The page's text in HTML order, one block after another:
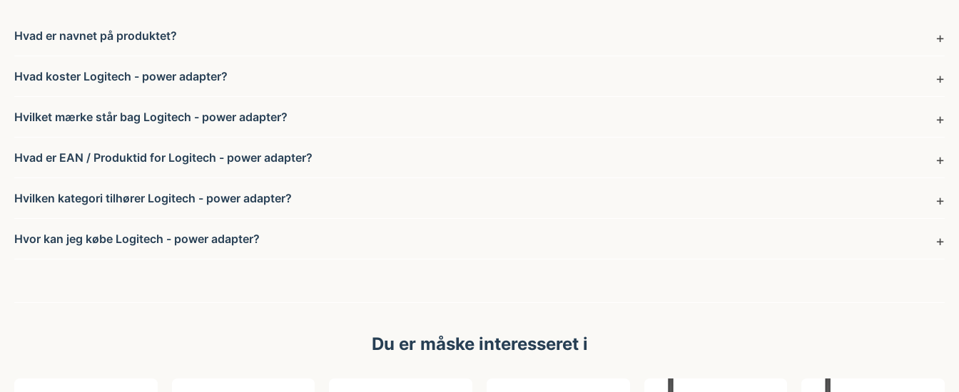
Hvad er navnet på produktet?
Hvad koster Logitech - power adapter?
Hvilket mærke står bag Logitech - power adapter?
Hvad er EAN / Produktid for Logitech - power adapter?
Hvilken kategori tilhører Logitech - power adapter?
Hvor kan jeg købe Logitech - power adapter?
Du er måske interesseret i